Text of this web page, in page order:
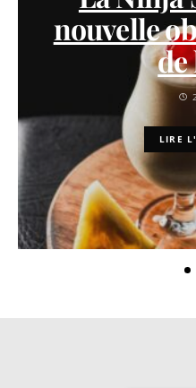
nouvelle
de
LIRE